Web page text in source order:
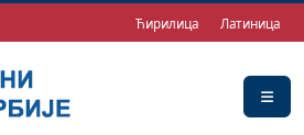
Ћирилица Латиница